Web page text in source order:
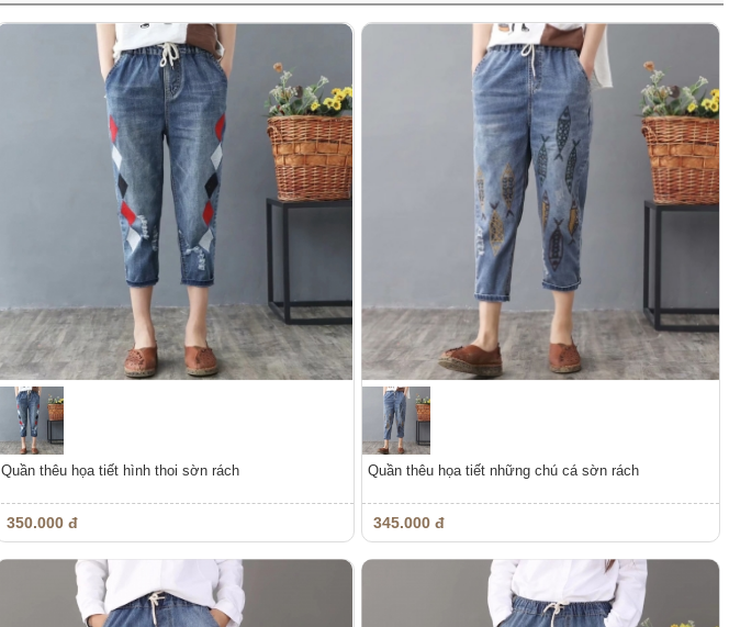
Quần thêu họa tiết hình thoi sờn rách
350.000 đ
Quần thêu họa tiết những chú cá sờn rách
345.000 đ